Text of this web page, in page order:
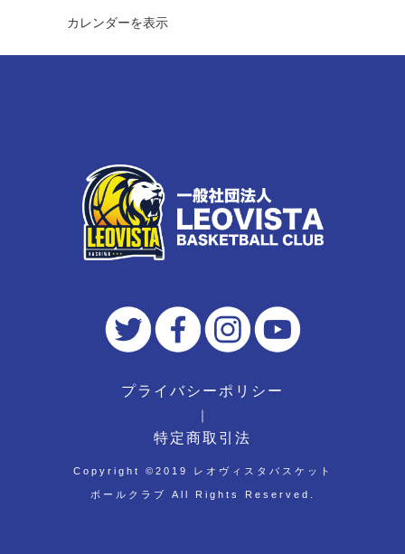
カレンダーを表示
プライバシーポリシー
｜
特定商取引法
Copyright ©︎2019 レオヴィスタバスケット
ボールクラブ All Rights Reserved.